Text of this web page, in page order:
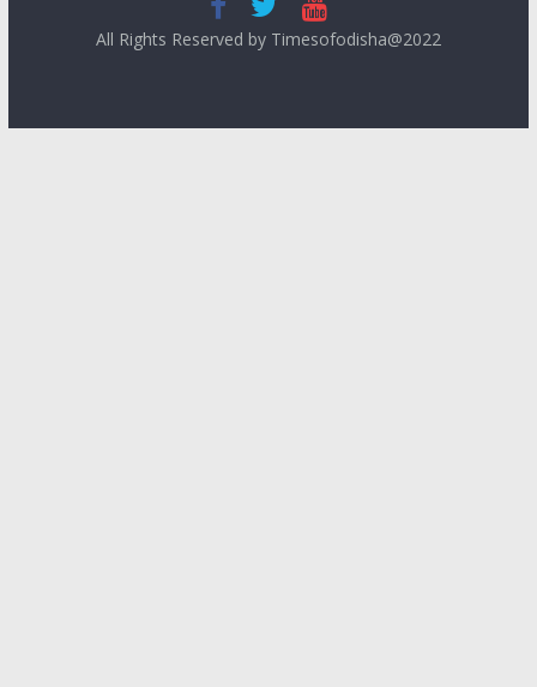
All Rights Reserved by Timesofodisha@2022